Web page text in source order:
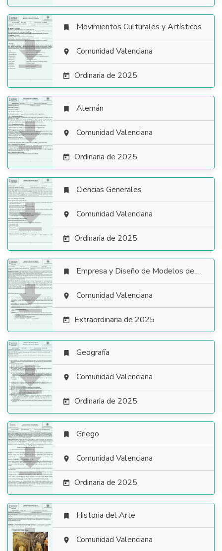

 Movimientos Culturales y Artísticos
 Comunidad Valenciana
 Ordinaria de 2025

 Alemán
 Comunidad Valenciana
 Ordinaria de 2025

 Ciencias Generales
 Comunidad Valenciana
 Ordinaria de 2025

 Empresa y Diseño de Modelos de Negocio
 Comunidad Valenciana
 Extraordinaria de 2025

 Geografía
 Comunidad Valenciana
 Ordinaria de 2025

 Griego
 Comunidad Valenciana
 Ordinaria de 2025

 Historia del Arte
 Comunidad Valenciana